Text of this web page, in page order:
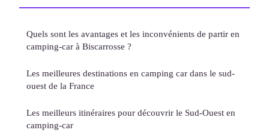
Quels sont les avantages et les inconvénients de partir en
camping-car à Biscarrosse ?
Les meilleures destinations en camping car dans le sud-
ouest de la France
Les meilleurs itinéraires pour découvrir le Sud-Ouest en
camping-car